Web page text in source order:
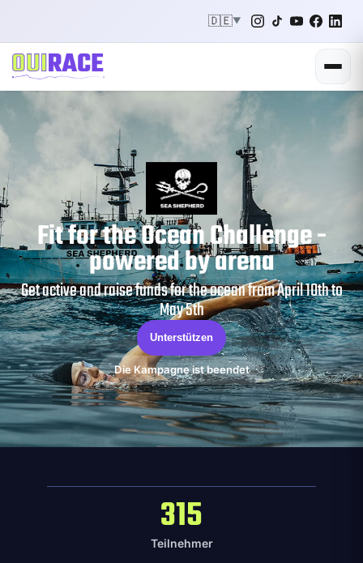
🇩🇪▼
Fit for the Ocean Challenge -
powered by arena
Get active and raise funds for the ocean from April 10th to
May 5th
Unterstützen
Die Kampagne ist beendet
315
Teilnehmer